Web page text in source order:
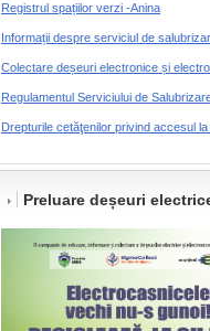
Registrul spațiilor verzi -Anina
Informații despre serviciul de
Colectare deșeuri electronice și
Regulamentul Serviciului de
Drepturile cetăţenilor privind accesul
Preluare deșeuri